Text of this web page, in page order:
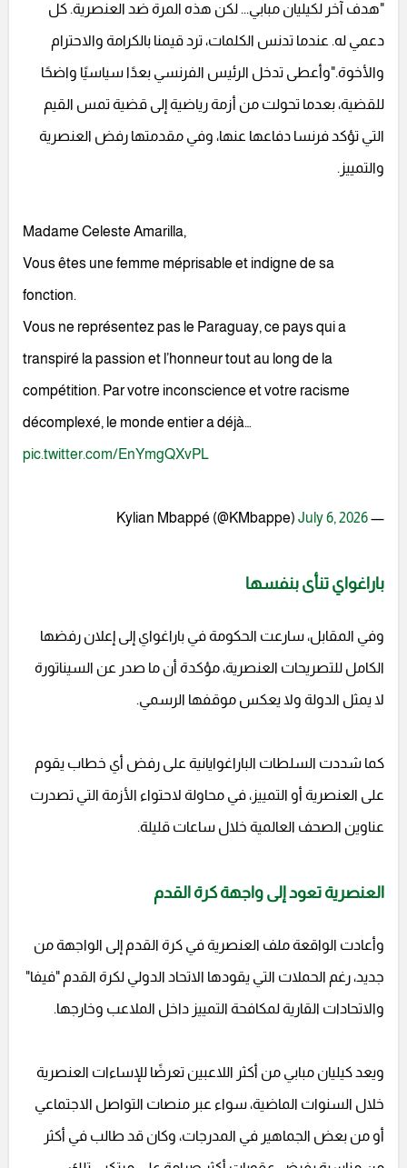
"هدف آخر لكيليان مبابي... لكن هذه المرة ضد العنصرية. كل
دعمي له. عندما تدنس الكلمات، ترد قيمنا بالكرامة والاحترام
والأخوة."وأعطى تدخل الرئيس الفرنسي بعدًا سياسيًا واضحًا
للقضية، بعدما تحولت من أزمة رياضية إلى قضية تمس القيم
التي تؤكد فرنسا دفاعها عنها، وفي مقدمتها رفض العنصرية
والتمييز.
Madame Celeste Amarilla,
Vous êtes une femme méprisable et indigne de sa
fonction.
Vous ne représentez pas le Paraguay, ce pays qui a
transpiré la passion et l’honneur tout au long de la
compétition. Par votre inconscience et votre racisme
décomplexé, le monde entier a déjà…
pic.twitter.com/EnYmgQXvPL
— Kylian Mbappé (@KMbappe)
July 6, 2026
باراغواي تنأى بنفسها
وفي المقابل، سارعت الحكومة في باراغواي إلى إعلان رفضها
الكامل للتصريحات العنصرية، مؤكدة أن ما صدر عن السيناتورة
لا يمثل الدولة ولا يعكس موقفها الرسمي.
كما شددت السلطات الباراغوايانية على رفض أي خطاب يقوم
على العنصرية أو التمييز، في محاولة لاحتواء الأزمة التي تصدرت
عناوين الصحف العالمية خلال ساعات قليلة.
العنصرية تعود إلى واجهة كرة القدم
وأعادت الواقعة ملف العنصرية في كرة القدم إلى الواجهة من
جديد، رغم الحملات التي يقودها الاتحاد الدولي لكرة القدم "فيفا"
والاتحادات القارية لمكافحة التمييز داخل الملاعب وخارجها.
ويعد كيليان مبابي من أكثر اللاعبين تعرضًا للإساءات العنصرية
خلال السنوات الماضية، سواء عبر منصات التواصل الاجتماعي
أو من بعض الجماهير في المدرجات، وكان قد طالب في أكثر